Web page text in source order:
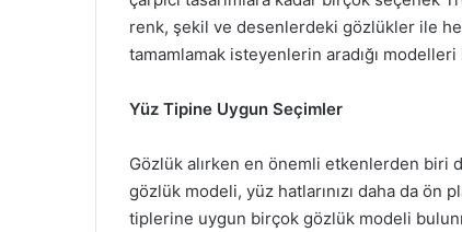
renk, şekil ve desenlerdeki gözlükler ile
tamamlamak isteyenlerin aradığı
Yüz Tipine Uygun Seçimler
Gözlük alırken en önemli etkenlerden
gözlük modeli, yüz hatlarınızı daha da ön
tiplerine uygun birçok gözlük modeli